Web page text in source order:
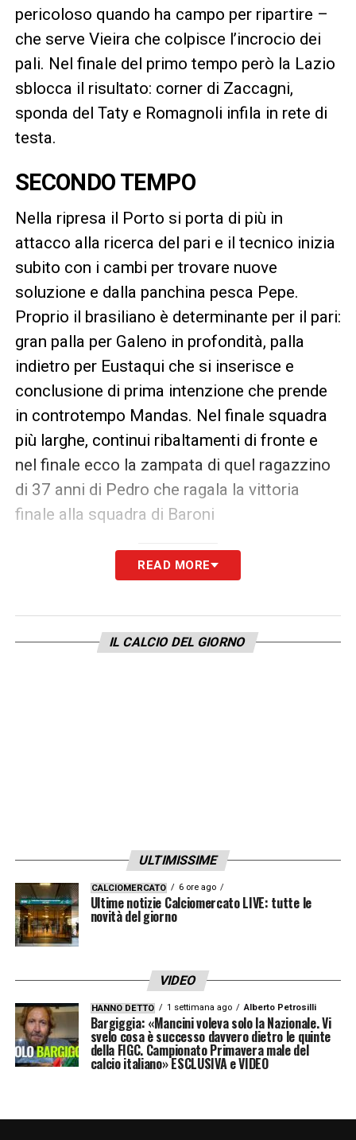
pericoloso quando ha campo per ripartire –
che serve Vieira che colpisce l’incrocio dei
pali. Nel finale del primo tempo però la Lazio
sblocca il risultato: corner di Zaccagni,
sponda del Taty e Romagnoli infila in rete di
testa.
SECONDO TEMPO
Nella ripresa il Porto si porta di più in
attacco alla ricerca del pari e il tecnico inizia
subito con i cambi per trovare nuove
soluzione e dalla panchina pesca Pepe.
Proprio il brasiliano è determinante per il pari:
gran palla per Galeno in profondità, palla
indietro per Eustaqui che si inserisce e
conclusione di prima intenzione che prende
in controtempo Mandas. Nel finale squadra
più larghe, continui ribaltamenti di fronte e
nel finale ecco la zampata di quel ragazzino
di 37 anni di Pedro che ragala la vittoria
finale alla squadra di Baroni
LAZIO (4-2-3-1):Mandas; Marusic, Gigot,
Vecino; Tchaouna, Pedro, Zaccagni;
Castellanos.All.Baroni.A disp.Provedel,
Gonçalo Borges, Pepe, Gül.
LA PLAYLIST DELLE NOSTRE TOP NEWS
READ MORE
IL CALCIO DEL GIORNO
ULTIMISSIME
CALCIOMERCATO 6 ore ago
Ultime notizie Calciomercato LIVE: tutte le
novità del giorno
VIDEO
HANNO DETTO 1 settimana ago Alberto Petrosilli
Bargiggia: «Mancini voleva solo la Nazionale. Vi
svelo cosa è successo davvero dietro le quinte
della FIGC. Campionato Primavera male del
calcio italiano» ESCLUSIVA e VIDEO